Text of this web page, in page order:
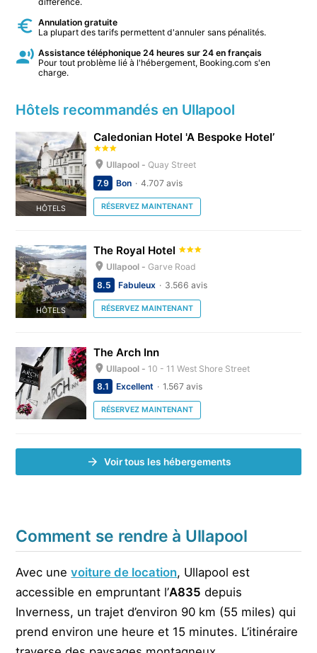
Annulation gratuite
La plupart des tarifs permettent d'annuler sans pénalités.
Assistance téléphonique 24 heures sur 24 en français
Pour tout problème lié à l'hébergement, Booking.com s'en
charge.
Hôtels recommandés en Ullapool
HÔTELS
Caledonian Hotel 'A Bespoke Hotel’
Ullapool -Quay Street
7.9
Bon 4.707 avis
RÉSERVEZ MAINTENANT
HÔTELS
The Royal Hotel
Ullapool -Garve Road
8.5
Fabuleux 3.566 avis
RÉSERVEZ MAINTENANT
The Arch Inn
Ullapool - 10 - 11 West Shore Street
8.1
Excellent 1.567 avis
RÉSERVEZ MAINTENANT
Voir tous les hébergements
Comment se rendre à Ullapool
Avec unevoiture de location, Ullapool est
accessible en empruntant l’A835 depuis
Inverness, un trajet d’environ 90 km (55 miles) qui
prend environ une heure et 15 minutes. L’itinéraire